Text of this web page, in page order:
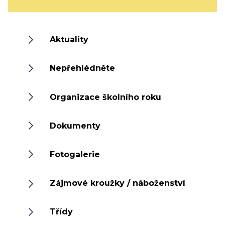
Aktuality
Nepřehlédněte
Organizace školního roku
Dokumenty
Fotogalerie
Zájmové kroužky / náboženství
Třídy